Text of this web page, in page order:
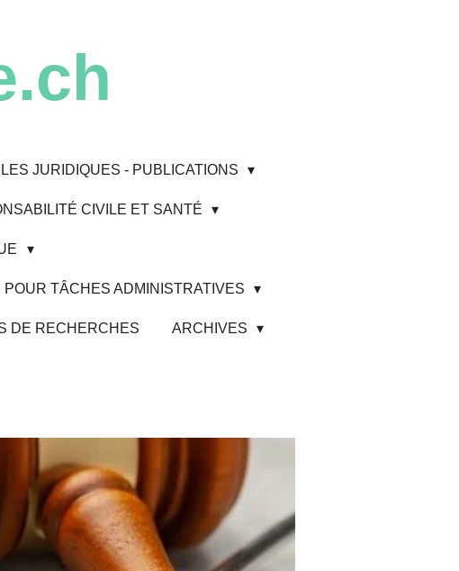
JURIDIQUES - PUBLICATIONS
CIVILE ET SANTÉ
TÂCHES ADMINISTRATIVES
DE RECHERCHES ARCHIVES